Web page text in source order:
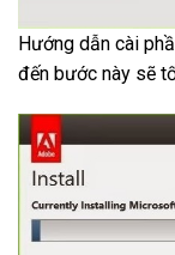
Hướng dẫn cài
đến bước này sẽ